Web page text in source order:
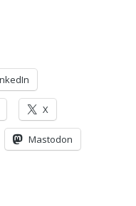
X
Mastodon